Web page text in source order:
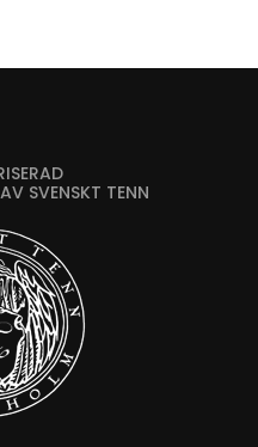
SVENSKT TENN